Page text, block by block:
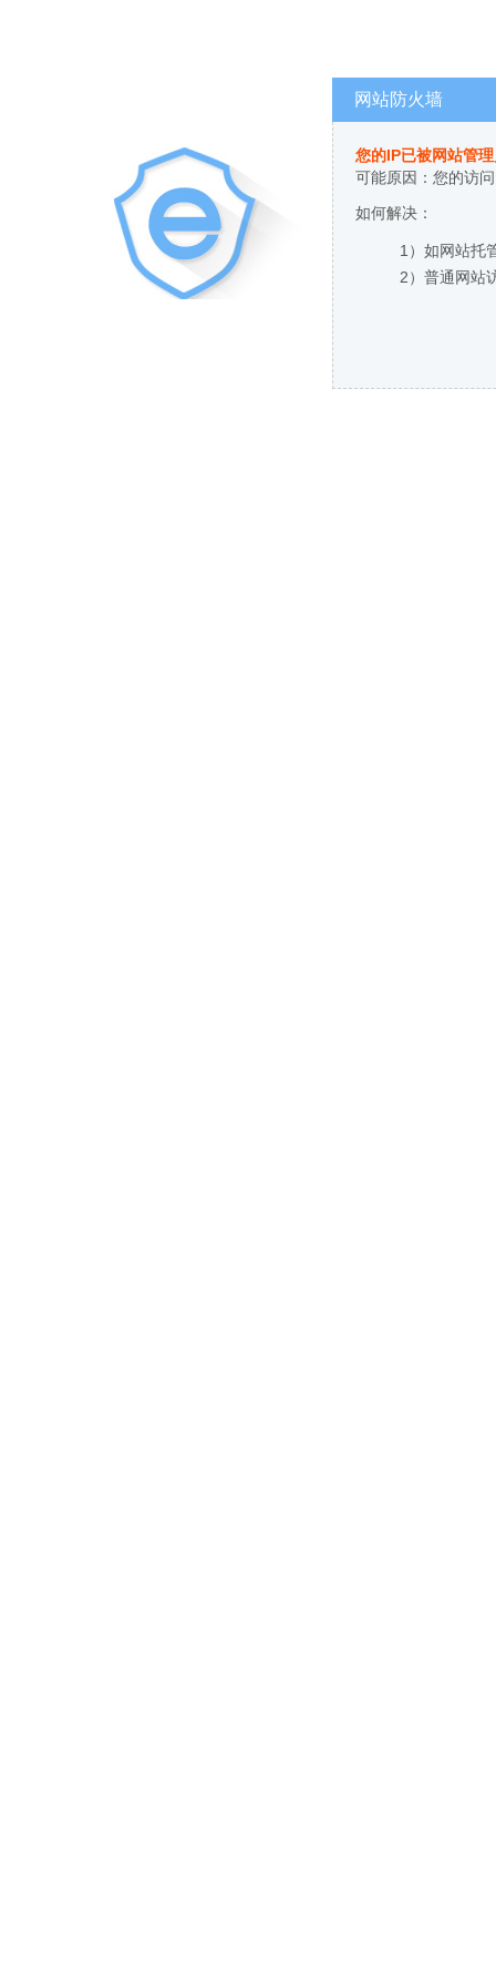
网站防火墙
您的IP已被网站管
可能原因：您的访
如何解决：
1）如网站托
2）普通网站